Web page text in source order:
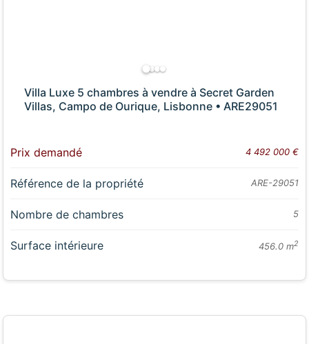
Villa Luxe 5 chambres à vendre à Secret Garden
Villas, Campo de Ourique, Lisbonne • ARE29051
Prix demandé 4 492 000 €
Référence de la propriété ARE-29051
Nombre de chambres 5
Surface intérieure 456.0 m2